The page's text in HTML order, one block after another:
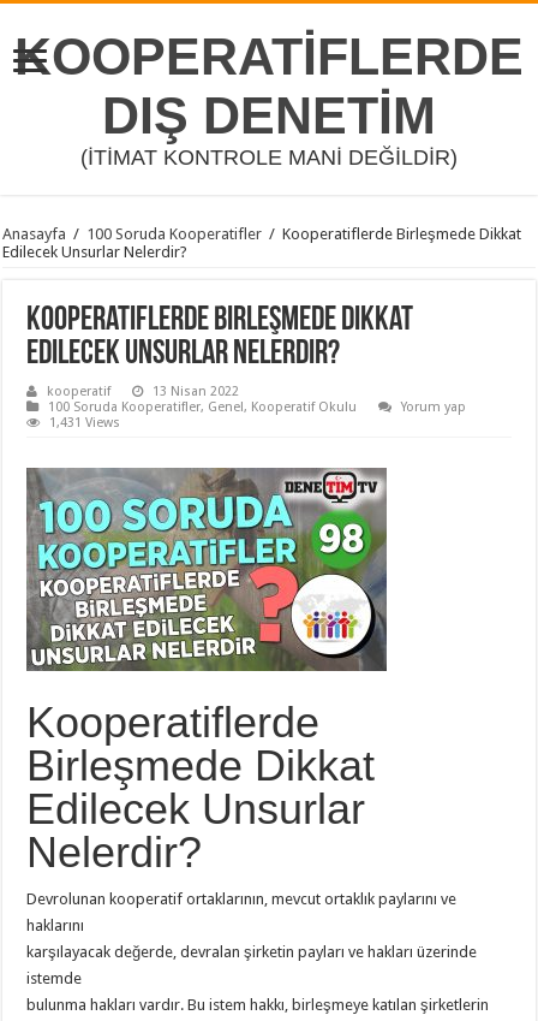
KOOPERATİFLERDE
DIŞ DENETİM
(İTİMAT KONTROLE MANİ DEĞİLDİR)
Anasayfa / 100 Soruda Kooperatifler / Kooperatiflerde Birleşmede Dikkat
Edilecek Unsurlar Nelerdir?
Kooperatiflerde Birleşmede Dikkat
Edilecek Unsurlar Nelerdir?
kooperatif
13 Nisan 2022
100 Soruda Kooperatifler, Genel, Kooperatif Okulu
Yorum yap
1,431 Views
Kooperatiflerde
Birleşmede Dikkat
Edilecek Unsurlar
Nelerdir?
Devrolunan kooperatif ortaklarının, mevcut ortaklık paylarını ve
haklarını
karşılayacak değerde, devralan şirketin payları ve hakları üzerinde
istemde
bulunma hakları vardır. Bu istem hakkı, birleşmeye katılan şirketlerin